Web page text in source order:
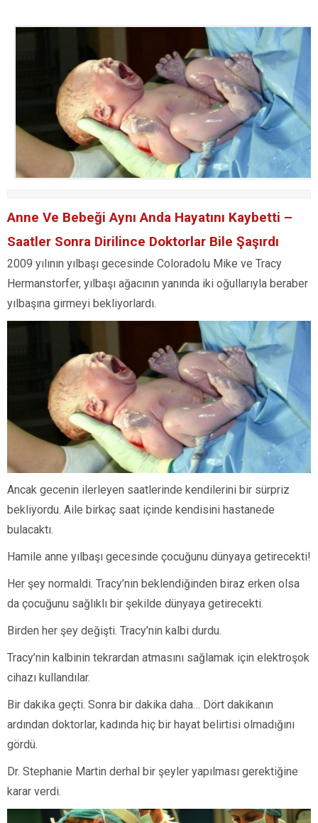
Anne Ve Bebeği Aynı Anda Hayatını Kaybetti –
Saatler Sonra Dirilince Doktorlar Bile Şaşırdı
2009 yılının yılbaşı gecesinde Coloradolu Mike ve Tracy
Hermanstorfer, yılbaşı ağacının yanında iki oğullarıyla beraber
yılbaşına girmeyi bekliyorlardı.
Ancak gecenin ilerleyen saatlerinde kendilerini bir sürpriz
bekliyordu. Aile birkaç saat içinde kendisini hastanede
bulacaktı.
Hamile anne yılbaşı gecesinde çocuğunu dünyaya getirecekti!
Her şey normaldi. Tracy’nin beklendiğinden biraz erken olsa
da çocuğunu sağlıklı bir şekilde dünyaya getirecekti.
Birden her şey değişti. Tracy’nin kalbi durdu.
Tracy’nin kalbinin tekrardan atmasını sağlamak için elektroşok
cihazı kullandılar.
Bir dakika geçti. Sonra bir dakika daha… Dört dakikanın
ardından doktorlar, kadında hiç bir hayat belirtisi olmadığını
gördü.
Dr. Stephanie Martin derhal bir şeyler yapılması gerektiğine
karar verdi.